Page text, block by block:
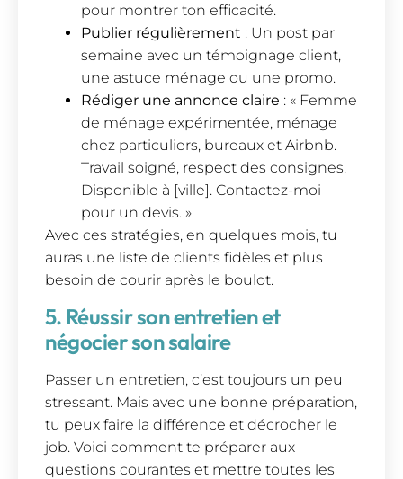
pour montrer ton efficacité.
Publier régulièrement : Un post par
semaine avec un témoignage client,
une astuce ménage ou une promo.
Rédiger une annonce claire : « Femme
de ménage expérimentée, ménage
chez particuliers, bureaux et Airbnb.
Travail soigné, respect des consignes.
Disponible à [ville]. Contactez-moi
pour un devis. »
Avec ces stratégies, en quelques mois, tu
auras une liste de clients fidèles et plus
besoin de courir après le boulot.
5. Réussir son entretien et
négocier son salaire
Passer un entretien, c’est toujours un peu
stressant. Mais avec une bonne préparation,
tu peux faire la différence et décrocher le
job. Voici comment te préparer aux
questions courantes et mettre toutes les